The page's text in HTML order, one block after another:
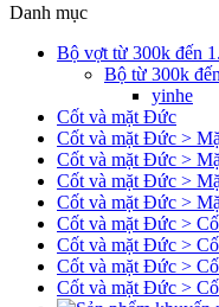
Danh mục
Bộ vợt từ 300k đến
Bộ từ 300k
yinhe
Cốt và mặt Đức
Cốt và mặt Đức >
Cốt và mặt Đức >
Cốt và mặt Đức >
Cốt và mặt Đức >
Cốt và mặt Đức >
Cốt và mặt Đức >
Cốt và mặt Đức >
Cốt và mặt Đức >